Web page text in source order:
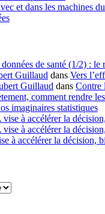
et dans les machines
de santé (1/2) : le
Guillaud dans Vers
Guillaud dans Contre
comment rendre
imaginaires statistiques
vise à accélérer la
vise à accélérer la
à accélérer la décision,